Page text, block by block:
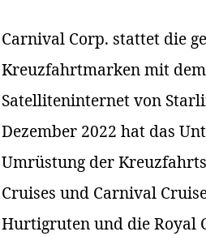
Carnival Corp. stattet die
Kreuzfahrtmarken mit
Satelliteninternet von
Dezember 2022 hat das
Umrüstung der
Cruises und Carnival
Hurtigruten und die Royal